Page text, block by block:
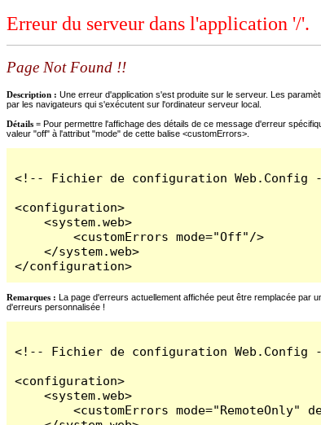
Erreur du serveur dans l'application '/'.
Page Not Found !!
Description : Une erreur d'application s'est produite sur le serveur. Les
par les navigateurs qui s'exécutent sur l'ordinateur serveur local.
Détails = Pour permettre l'affichage des détails de ce message d'erreur
valeur "off" à l'attribut "mode" de cette balise <customErrors>.
<!-- Fichier de configuration Web.Config
<configuration>
    <system.web>
        <customErrors mode="Off"/>
    </system.web>
</configuration>
Remarques : La page d'erreurs actuellement affichée peut être remplacée par
d'erreurs personnalisée !
<!-- Fichier de configuration Web.Config
<configuration>
    <system.web>
<customErrors mode="RemoteOnly"